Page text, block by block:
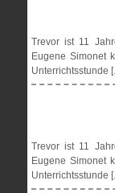
Trevor ist 11
Eugene Simonet
Unterrichtsstunde
Trevor ist 11
Eugene Simonet
Unterrichtsstunde